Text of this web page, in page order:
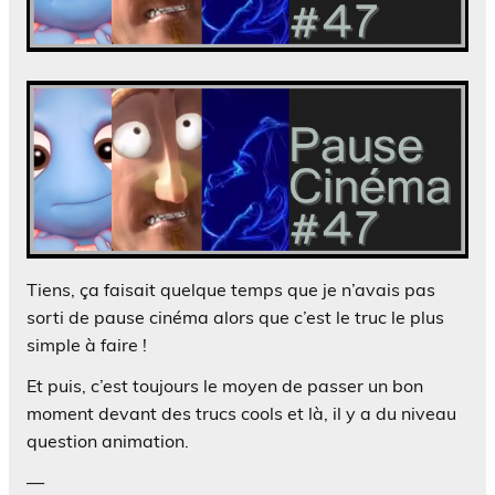
Tiens, ça faisait quelque temps que je n’avais pas
sorti de pause cinéma alors que c’est le truc le plus
simple à faire !
Et puis, c’est toujours le moyen de passer un bon
moment devant des trucs cools et là, il y a du niveau
question animation.
—